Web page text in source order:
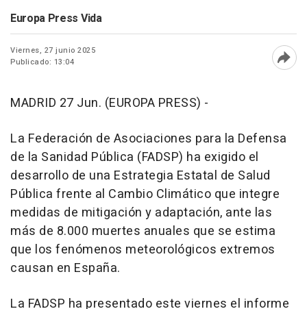
Europa Press Vida
Viernes, 27 junio 2025
Publicado: 13:04
MADRID 27 Jun. (EUROPA PRESS) -
La Federación de Asociaciones para la Defensa
de la Sanidad Pública (FADSP) ha exigido el
desarrollo de una Estrategia Estatal de Salud
Pública frente al Cambio Climático que integre
medidas de mitigación y adaptación, ante las
más de 8.000 muertes anuales que se estima
que los fenómenos meteorológicos extremos
causan en España.
La FADSP ha presentado este viernes el informe